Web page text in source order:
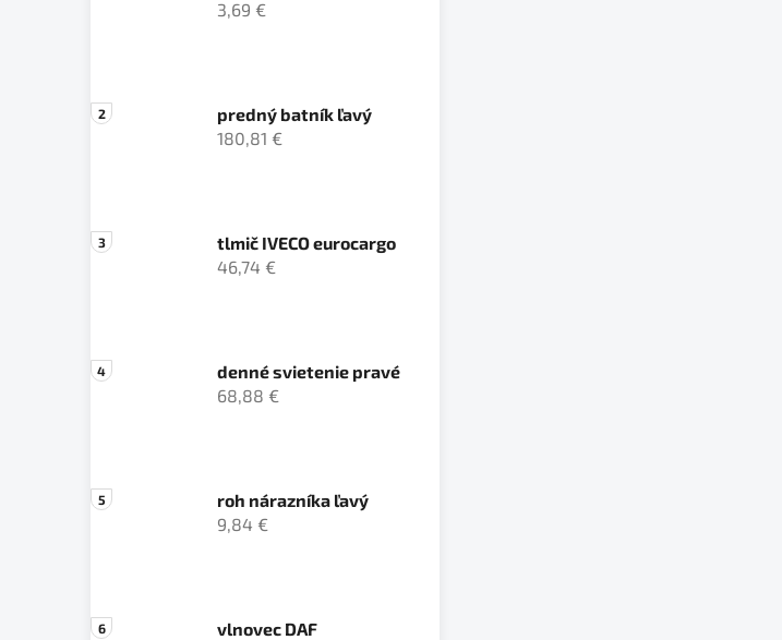
3,69 €
predný batník ľavý
180,81 €
tlmič IVECO eurocargo
46,74 €
denné svietenie pravé
68,88 €
roh nárazníka ľavý
9,84 €
vlnovec DAF